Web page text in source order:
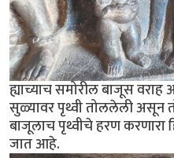
ह्याच्याच समोरील बाजूस
सुळ्यावर पृथ्वी तोललेली
बाजूलाच पृथ्वीचे हरण करणारा
जात आहे.